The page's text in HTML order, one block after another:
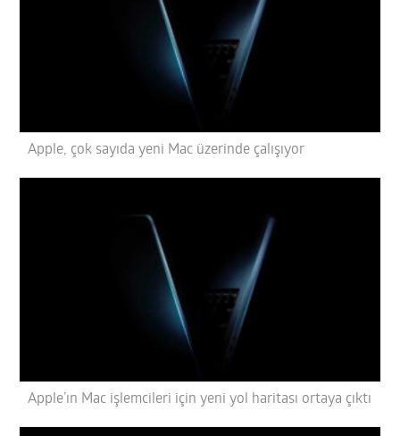
Apple, çok sayıda yeni Mac üzerinde çalışıyor
Apple’ın Mac işlemcileri için yeni yol haritası ortaya çıktı